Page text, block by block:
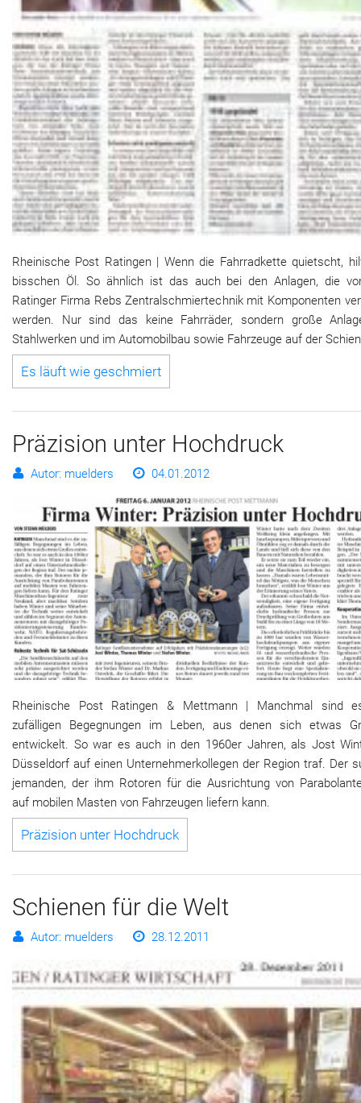
Rheinische Post Ratingen | Wenn die Fahrradkette quietscht,
bisschen Öl. So ähnlich ist das auch bei den Anlagen, die
Ratinger Firma Rebs Zentralschmiertechnik mit Komponenten
werden. Nur sind das keine Fahrräder, sondern große
Stahlwerken und im Automobilbau sowie Fahrzeuge auf der
Es läuft wie geschmiert
Präzision unter Hochdruck
Autor: muelders 04.01.2012
Rheinische Post Ratingen & Mettmann | Manchmal sind
zufälligen Begegnungen im Leben, aus denen sich etwas
entwickelt. So war es auch in den 1960er Jahren, als Jost
Düsseldorf auf einen Unternehmerkollegen der Region traf. Der
jemanden, der ihm Rotoren für die Ausrichtung von
auf mobilen Masten von Fahrzeugen liefern kann.
Präzision unter Hochdruck
Schienen für die Welt
Autor: muelders 28.12.2011